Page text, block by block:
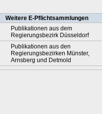
Weitere E-Pflichtsammlungen
Publikationen aus dem
Regierungsbezirk Düsseldorf
Publikationen aus den
Regierungsbezirken Münster,
Arnsberg und Detmold